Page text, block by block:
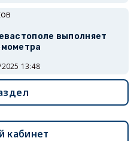
выполняет
13:48
кабинет